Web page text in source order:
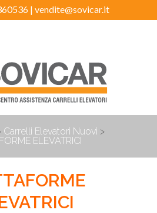
| vendite@sovicar.it
Carrelli Elevatori Nuovi >
ELEVATRICI